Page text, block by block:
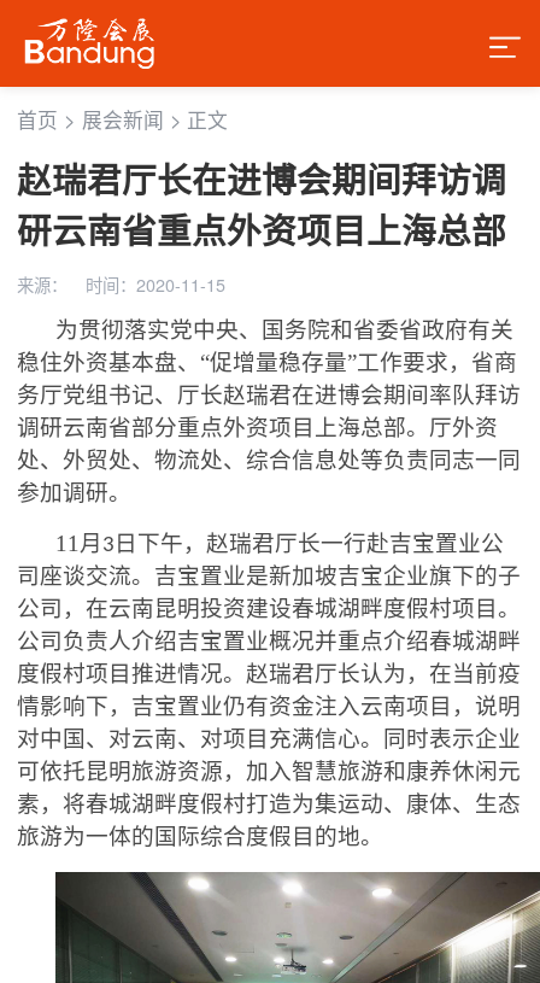
首页 > 展会新闻 > 正文
赵瑞君厅长在进博会期间拜访调
研云南省重点外资项目上海总部
来源： 时间：2020-11-15
为贯彻落实党中央、国务院和省委省政府有关
稳住外资基本盘、 “促增量稳存量”工作要求，省商
务厅党组书记、厅长赵瑞君在进博会期间率队拜访
调研云南省部分重点外资项目上海总部。厅外资
处、外贸处、物流处、综合信息处等负责同志一同
参加调研。
11 月 3 日下午，赵瑞君厅长一行赴吉宝置业公
司座谈交流。吉宝置业是新加坡吉宝企业旗下的子
公司，在云南昆明投资建设春城湖畔度假村项目。
公司负责人介绍吉宝置业概况并重点介绍春城湖畔
度假村项目推进情况。赵瑞君厅长认为，在当前疫
情影响下，吉宝置业仍有资金注入云南项目，说明
对中国、对云南、对项目充满信心。同时表示企业
可依托昆明旅游资源，加入智慧旅游和康养休闲元
素，将春城湖畔度假村打造为集运动、康体、生态
旅游为一体的国际综合度假目的地。